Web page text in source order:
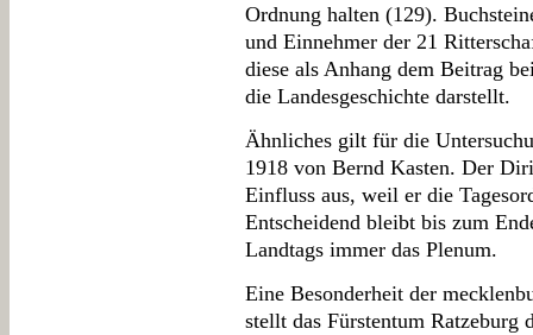
Ordnung halten (129).
und Einnehmer der 21
diese als Anhang dem Beitrag
die Landesgeschichte darstellt.
Ähnliches gilt für die
1918 von Bernd Kasten. Der
Einfluss aus, weil er die
Entscheidend bleibt bis zum
Landtags immer das Plenum.
Eine Besonderheit der
stellt das Fürstentum Ratzeburg